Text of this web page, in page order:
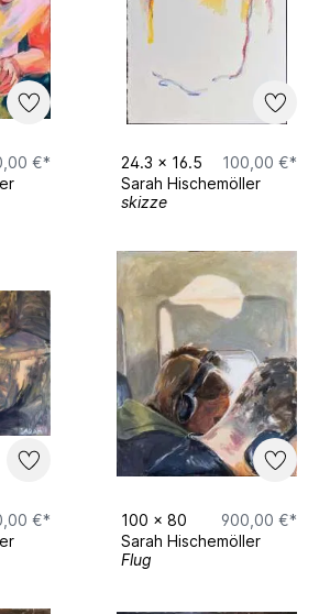
€*
24.3 x 16.5
100,00 €*
Sarah Hischemöller
skizze
€*
100 x 80
900,00 €*
Sarah Hischemöller
Flug